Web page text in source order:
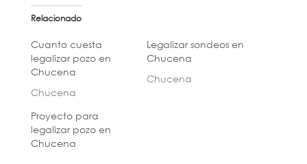
Relacionado
Cuanto cuesta
legalizar pozo en
Chucena
Chucena
Legalizar sondeos en
Chucena
Chucena
Proyecto para
legalizar pozo en
Chucena